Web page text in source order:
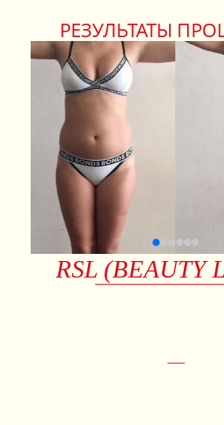
ЗАПИСАТЬСЯ НА
РЕЗУЛЬТАТЫ
RSL (BEAUTY